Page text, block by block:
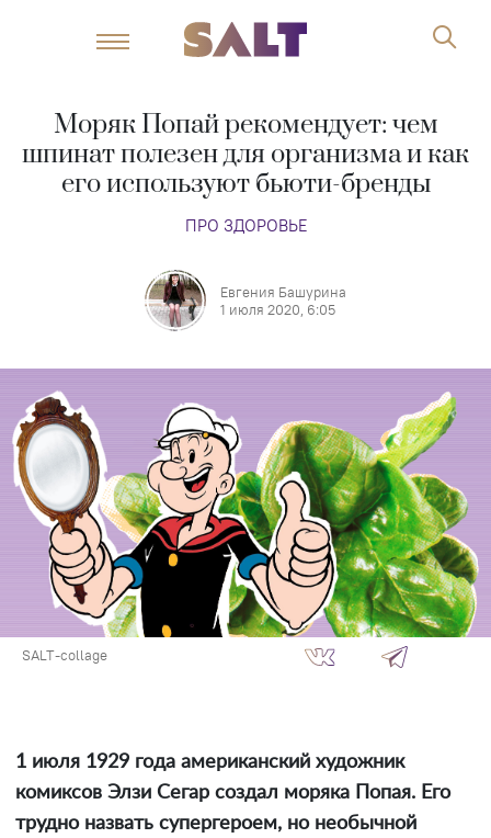
Моряк Попай рекомендует: чем
шпинат полезен для организма и как
его используют бьюти-бренды
ПРО ЗДОРОВЬЕ
Евгения Башурина
1 июля 2020, 6:05
SALT-collage
1 июля 1929 года американский художник
комиксов Элзи Сегар создал моряка Попая. Его
трудно назвать супергероем, но необычной